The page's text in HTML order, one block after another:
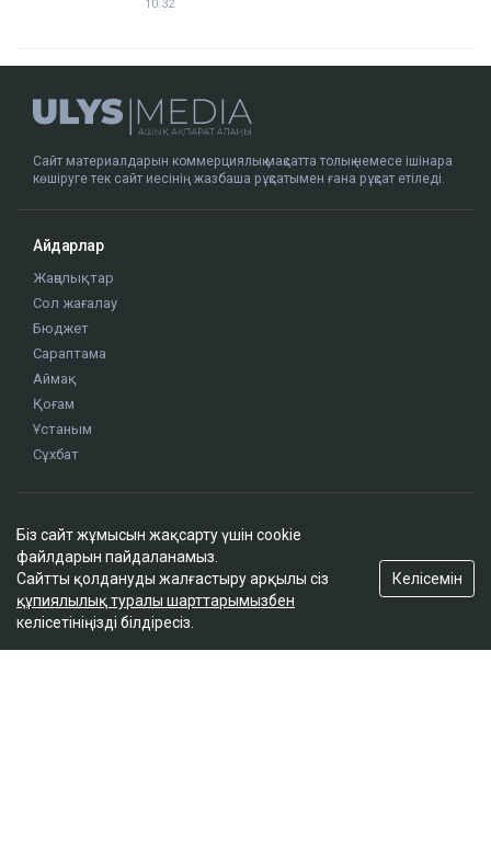
10:32
Сайт материалдарын коммерциялық мақсатта толық немесе ішінара
көшіруге тек сайт иесінің жазбаша рұқсатымен ғана рұқсат етіледі.
Айдарлар
Жаңалықтар
Сол жағалау
Бюджет
Сараптама
Аймақ
Қоғам
Ұстаным
Сұхбат
Жоба туралы
Сайт ережелері
Сайттағы жарнама
Байланыс
Редакциялық саясат
Біз сайт жұмысын жақсарту үшін cookie
файлдарын пайдаланамыз.
Сайтты қолдануды жалғастыру арқылы сіз
құпиялылық туралы шарттарымызбен
келісетініңізді білдіресіз.
Келісемін